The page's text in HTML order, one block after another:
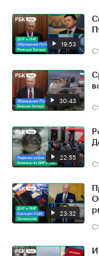
19:53
30:43
22:55
23:32